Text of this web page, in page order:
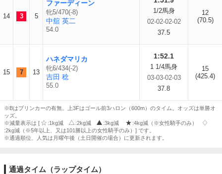
14 3 5
ファーディーン
牝5/470(-8)
中舘 英二
54.0
1/2馬身
02-02-02-02
37.5
12
(70.5)
15 7 13
ハネダマリカ
牝6/434(-2)
吉田 稔
55.0
1:52.1
1 1/4馬身
03-03-02-03
37.8
15
(425.4)
※Bはブリンカーの有無。上3Fはゴール前3ハロン（600m）のタイム。オッズは単勝オ
ッズ。
※減量表示は [
:1kg減 :2kg減 :3kg減
:4kg減（※女性騎手のみ）
:2kg減（※5年以上、又は101勝以上の女性騎手のみ）] です。
※通過順位、人気は月曜午後（土日開催の場合）に更新されます。
通過タイム（ラップタイム）